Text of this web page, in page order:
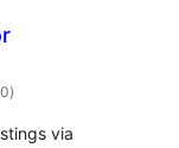
གདེང་
འཇོག་
ཚང་།
)
via